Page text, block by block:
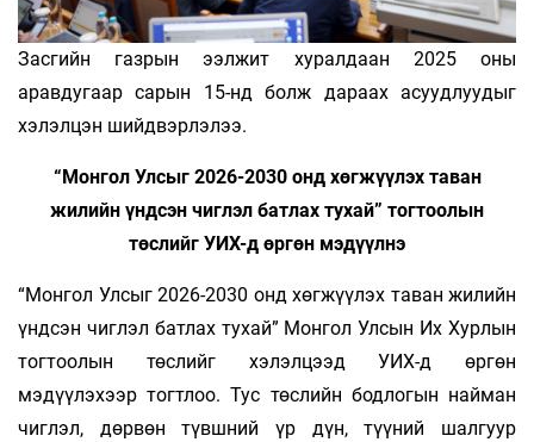
Засгийн газрын ээлжит хуралдаан 2025 оны
аравдугаар сарын 15-нд болж дараах асуудлуудыг
хэлэлцэн шийдвэрлэлээ.
“Монгол Улсыг 2026-2030 онд хөгжүүлэх таван
жилийн үндсэн чиглэл батлах тухай” тогтоолын
төслийг УИХ-д өргөн мэдүүлнэ
“Монгол Улсыг 2026-2030 онд хөгжүүлэх таван жилийн
үндсэн чиглэл батлах тухай” Монгол Улсын Их Хурлын
тогтоолын төслийг хэлэлцээд УИХ-д өргөн
мэдүүлэхээр тогтлоо. Тус төслийн бодлогын найман
чиглэл, дөрвөн түвшний үр дүн, түүний шалгуур